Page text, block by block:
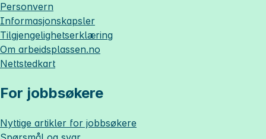
Personvern
Informasjonskapsler
Tilgjengelighetserklæring
Om arbeidsplassen.no
Nettstedkart
For jobbsøkere
Nyttige artikler for jobbsøkere